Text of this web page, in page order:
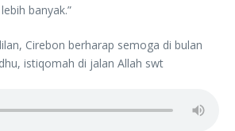
banyak.”
Cirebon berharap semoga di bulan
istiqomah di jalan Allah swt